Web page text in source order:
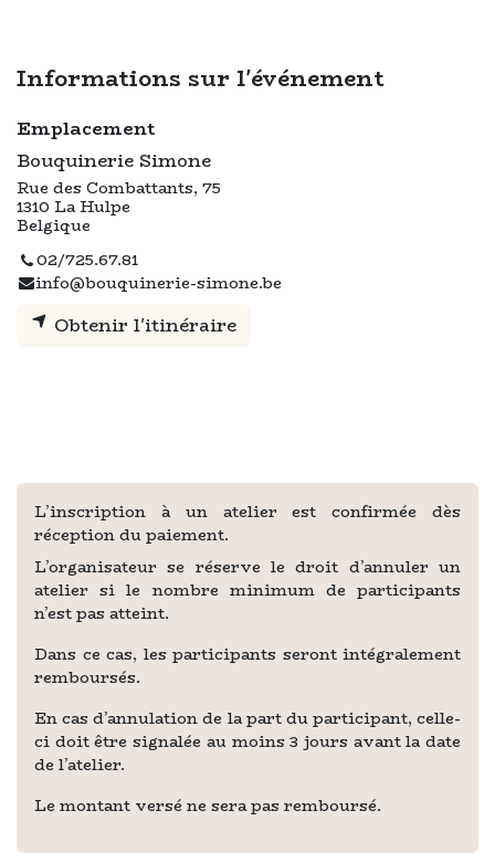
Informations sur l'événement
Emplacement
Bouquinerie Simone
Rue des Combattants, 75
1310 La Hulpe
Belgique
02/725.67.81
info@bouquinerie-simone.be
Obtenir l'itinéraire
L’inscription à un atelier est confirmée dès
réception du paiement.
L’organisateur se réserve le droit d’annuler un
atelier si le nombre minimum de participants
n’est pas atteint.
Dans ce cas, les participants seront intégralement
remboursés.
En cas d’annulation de la part du participant, celle-
ci doit être signalée au moins 3 jours avant la date
de l’atelier.
Le montant versé ne sera pas remboursé.